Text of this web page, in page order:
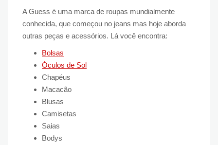
A Guess é uma marca de roupas mundialmente
conhecida, que começou no jeans mas hoje aborda
outras peças e acessórios. Lá você encontra:
Bolsas
Óculos de Sol
Chapéus
Macacão
Blusas
Camisetas
Saias
Bodys